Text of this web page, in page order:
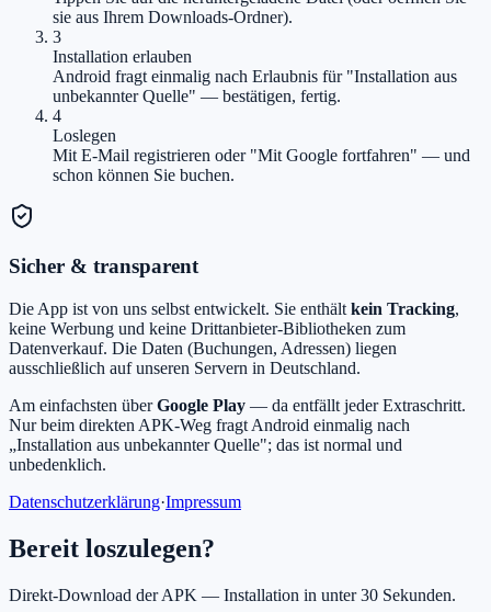
sie aus Ihrem Downloads-Ordner).
3
Installation erlauben
Android fragt einmalig nach Erlaubnis für "Installation aus
unbekannter Quelle" — bestätigen, fertig.
4
Loslegen
Mit E-Mail registrieren oder "Mit Google fortfahren" — und
schon können Sie buchen.
Sicher & transparent
Die App ist von uns selbst entwickelt. Sie enthält kein Tracking,
keine Werbung und keine Drittanbieter-Bibliotheken zum
Datenverkauf. Die Daten (Buchungen, Adressen) liegen
ausschließlich auf unseren Servern in Deutschland.
Am einfachsten überGoogle Play — da entfällt jeder Extraschritt.
Nur beim direkten APK-Weg fragt Android einmalig nach
„Installation aus unbekannter Quelle"; das ist normal und
unbedenklich.
Datenschutzerklärung·Impressum
Bereit loszulegen?
Direkt-Download der APK — Installation in unter 30 Sekunden.